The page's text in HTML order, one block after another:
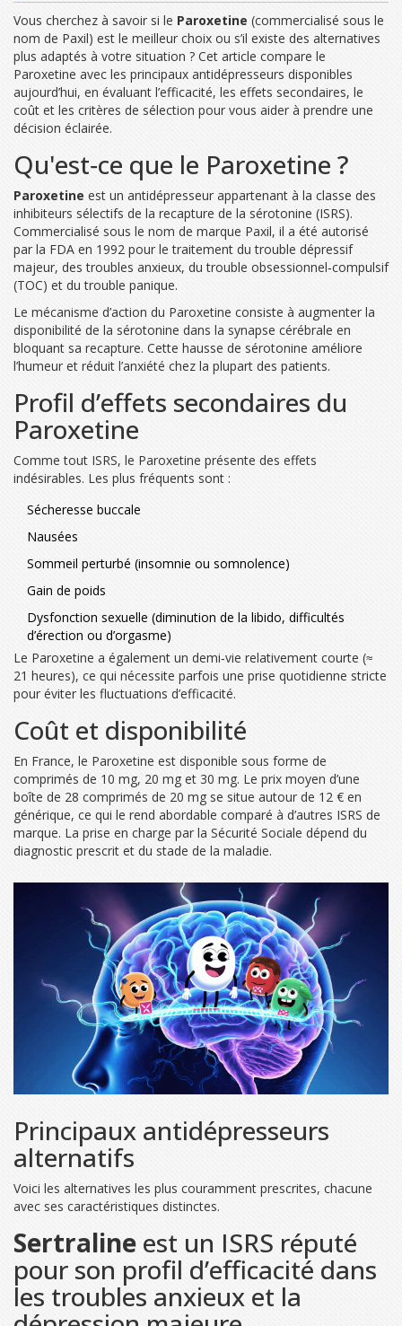
Vous cherchez à savoir si le Paroxetine (commercialisé sous le
nom de Paxil) est le meilleur choix ou s’il existe des alternatives
plus adaptés à votre situation ? Cet article compare le
Paroxetine avec les principaux antidépresseurs disponibles
aujourd’hui, en évaluant l’efficacité, les effets secondaires, le
coût et les critères de sélection pour vous aider à prendre une
décision éclairée.
Qu'est‑ce que le Paroxetine ?
Paroxetine est un antidépresseur appartenant à la classe des
inhibiteurs sélectifs de la recapture de la sérotonine (ISRS).
Commercialisé sous le nom de marque Paxil, il a été autorisé
par la FDA en 1992 pour le traitement du trouble dépressif
majeur, des troubles anxieux, du trouble obsessionnel‑compulsif
(TOC) et du trouble panique.
Le mécanisme d’action du Paroxetine consiste à augmenter la
disponibilité de la sérotonine dans la synapse cérébrale en
bloquant sa recapture. Cette hausse de sérotonine améliore
l’humeur et réduit l’anxiété chez la plupart des patients.
Profil d’effets secondaires du
Paroxetine
Comme tout ISRS, le Paroxetine présente des effets
indésirables. Les plus fréquents sont :
Sécheresse buccale
Nausées
Sommeil perturbé (insomnie ou somnolence)
Gain de poids
Dysfonction sexuelle (diminution de la libido, difficultés
d’érection ou d’orgasme)
Le Paroxetine a également un demi‑vie relativement courte (≈
21 heures), ce qui nécessite parfois une prise quotidienne stricte
pour éviter les fluctuations d’efficacité.
Coût et disponibilité
En France, le Paroxetine est disponible sous forme de
comprimés de 10 mg, 20 mg et 30 mg. Le prix moyen d’une
boîte de 28 comprimés de 20 mg se situe autour de 12 € en
générique, ce qui le rend abordable comparé à d’autres ISRS de
marque. La prise en charge par la Sécurité Sociale dépend du
diagnostic prescrit et du stade de la maladie.
Principaux antidépresseurs
alternatifs
Voici les alternatives les plus couramment prescrites, chacune
avec ses caractéristiques distinctes.
Sertraline est un ISRS réputé
pour son profil d’efficacité dans
les troubles anxieux et la